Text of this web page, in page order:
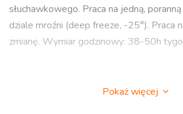
słuchawkowego. Praca na jedną,
dziale mroźni (deep freeze, -25°). Praca
zmianę. Wymiar godzinowy: 38-50h
Pokaż więcej